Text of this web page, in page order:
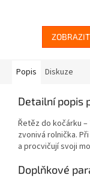
Popis Diskuze
Detailní popis
Řetěz do kočárku –
zvonivá rolnička.
a procvičují svoji
Doplňkové